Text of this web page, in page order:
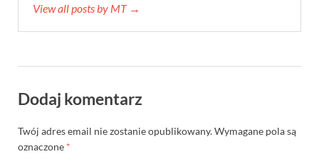
View all posts by MT →
Dodaj komentarz
Twój adres email nie zostanie opublikowany.Wymagane pola są
oznaczone *